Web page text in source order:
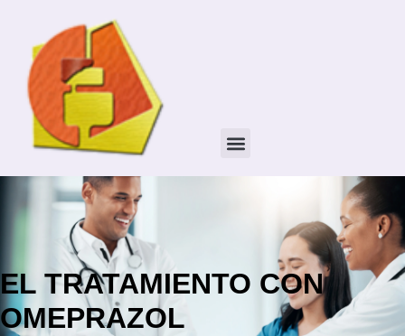
EL TRATAMIENTO CON
OMEPRAZOL